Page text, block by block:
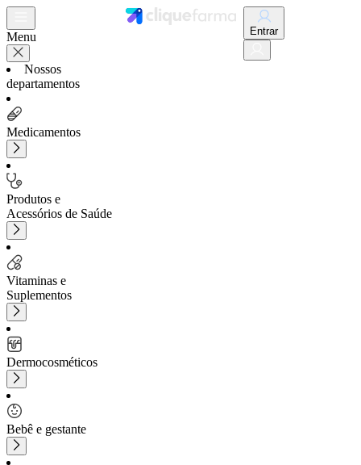
Menu
Nossos
departamentos
Medicamentos
Produtos e
Acessórios de Saúde
Vitaminas e
Suplementos
Dermocosméticos
Bebê e gestante
Entrar